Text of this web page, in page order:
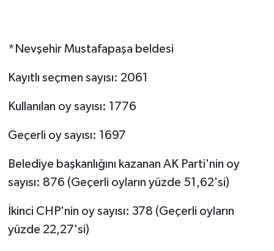
*Nevşehir Mustafapaşa beldesi
Kayıtlı seçmen sayısı: 2061
Kullanılan oy sayısı: 1776
Geçerli oy sayısı: 1697
Belediye başkanlığını kazanan AK Parti'nin oy
sayısı: 876 (Geçerli oyların yüzde 51,62'si)
İkinci CHP'nin oy sayısı: 378 (Geçerli oyların
yüzde 22,27'si)